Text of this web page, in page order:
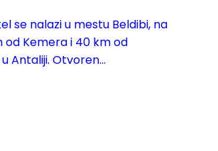
se nalazi u mestu Beldibi, na
od Kemera i 40 km od
Antaliji. Otvoren...